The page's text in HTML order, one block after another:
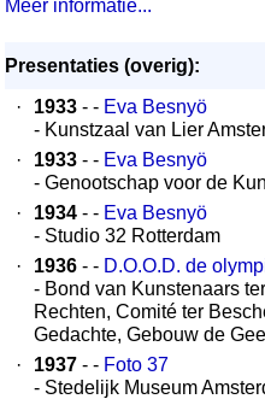
Meer informatie...
Presentaties (overig):
·
1933 - - Eva Besnyö
- Kunstzaal van Lier
·
1933 - - Eva Besnyö
- Genootschap voor de
·
1934 - - Eva Besnyö
- Studio 32 Rotterdam
·
1936 - - D.O.O.D. de
- Bond van Kunstenaars
Rechten, Comité ter
Gedachte, Gebouw de
·
1937 - - Foto 37
- Stedelijk Museum